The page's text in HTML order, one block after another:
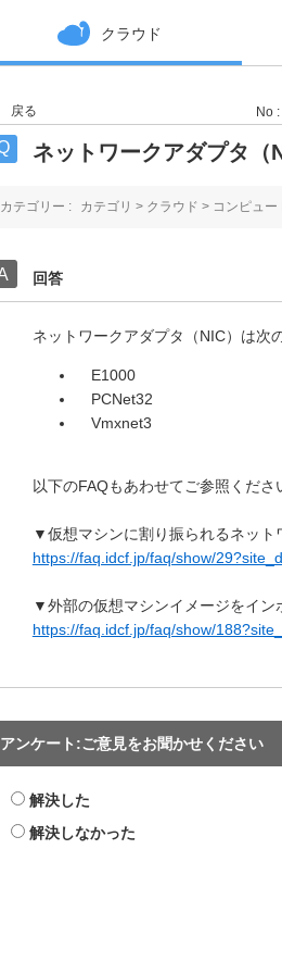
クラウド
戻る No
ネットワークアダプタ（
カテゴリー : カテゴリ > クラウド > コンピュー
回答
ネットワークアダプタ（NIC）は次
E1000
PCNet32
Vmxnet3
以下のFAQもあわせてご参照くださ
▼仮想マシンに割り振られるネット
https://faq.idcf.jp/faq/show/
▼外部の仮想マシンイメージをイン
https://faq.idcf.jp/faq/show/
アンケート:ご意見をお聞かせください
解決した
解決しなかった